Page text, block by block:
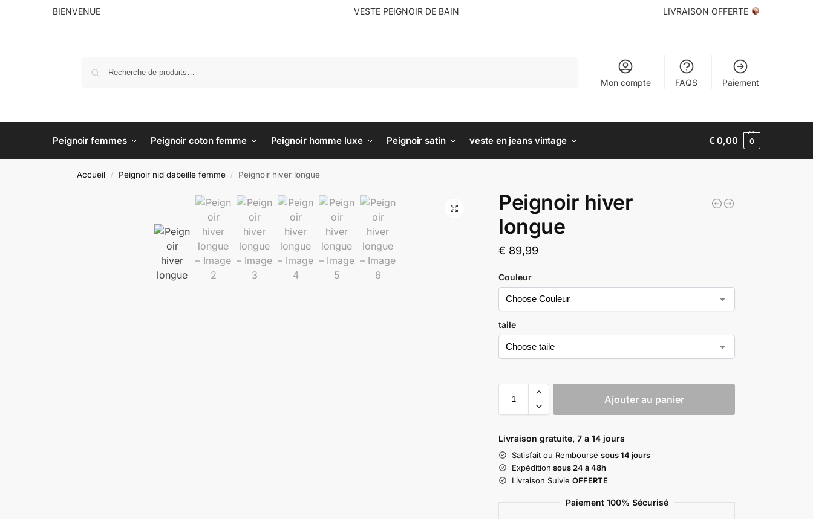
BIENVENUE VESTE PEIGNOIR DE BAIN LIVRAISON OFFERTE
Mon compte FAQS Paiement
Peignoir femmes Peignoir coton femme Peignoir homme luxe Peignoir satin veste en jeans vintage €0,00 0
Accueil / Peignoir nid dabeille femme / Peignoir hiver longue
Peignoir hiver
longue
€ 89,99
Couleur
taile
Ajouter au panier
Livraison gratuite, 7 a 14 jours
Satisfait ou Remboursésous 14 jours
Expédition sous 24 à 48h
Livraison SuivieOFFERTE
Paiement 100% Sécurisé